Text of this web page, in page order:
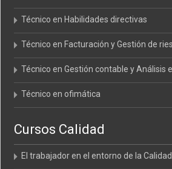
Técnico en Habilidades directivas
Técnico en Facturación y Gestión de
Técnico en Gestión contable y Análisis
Técnico en ofimática
Cursos Calidad
El trabajador en el entorno de la